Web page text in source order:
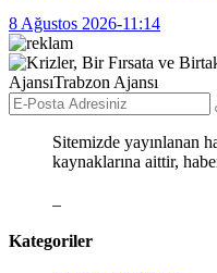
8 Ağustos 2026-11:14
Sitemizde yayınlanan
kaynaklarına aittir,
Kategoriler